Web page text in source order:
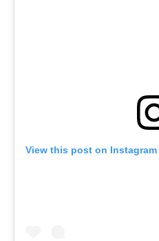
View this post on Instagram